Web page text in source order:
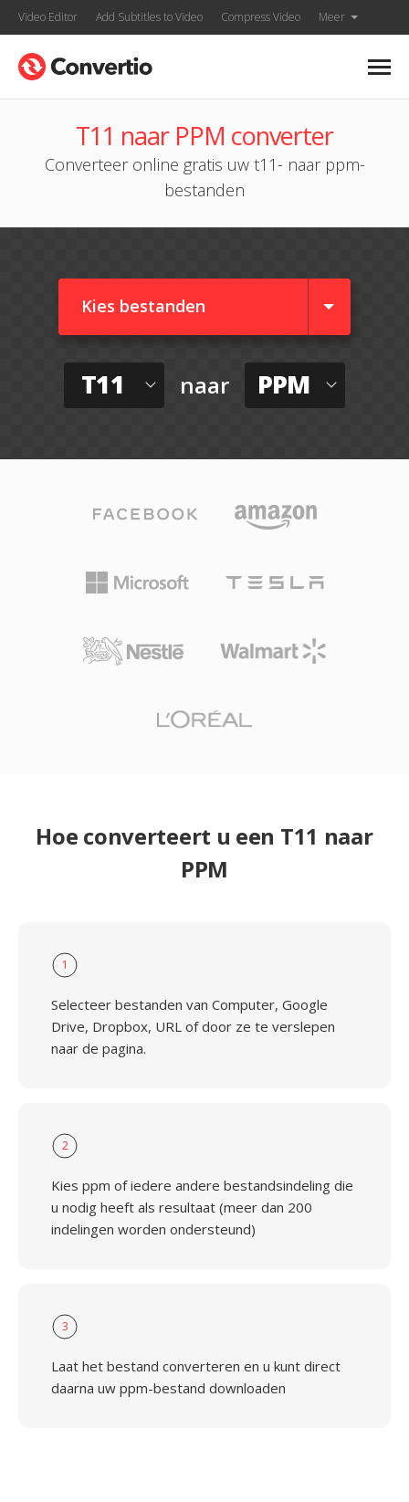
Video Editor Add Subtitles to Video Compress Video Meer
T11 naar PPM converter
Converteer online gratis uw t11- naar ppm-
bestanden
Kies bestanden
T11 naar PPM
Hoe converteert u een T11 naar
PPM
1
Selecteer bestanden van Computer, Google
Drive, Dropbox, URL of door ze te verslepen
naar de pagina.
2
Kies ppm of iedere andere bestandsindeling die
u nodig heeft als resultaat (meer dan 200
indelingen worden ondersteund)
3
Laat het bestand converteren en u kunt direct
daarna uw ppm-bestand downloaden